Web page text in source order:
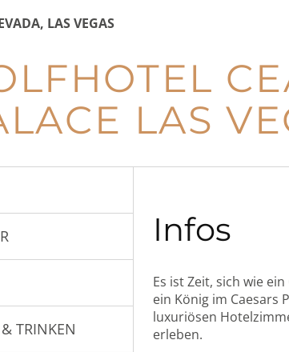
LAS VEGAS
LAS
TRINKEN
Infos
Es ist Zeit, sich wie
ein König im Caesars
luxuriösen
erleben.